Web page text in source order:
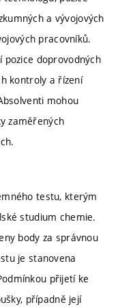
a vývojových
pracovníků.
pozice doprovodných
kontroly a řízení
mohou
zaměřených
testu, kterým
studium chemie.
body za správnou
je stanovena
přijetí ke
případně její